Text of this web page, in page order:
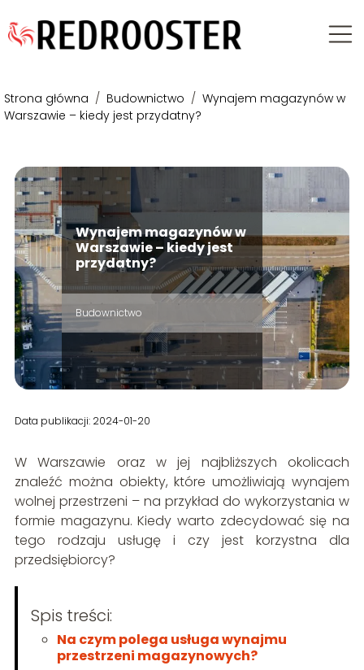
Strona główna / Budownictwo / Wynajem magazynów w
Warszawie – kiedy jest przydatny?
Wynajem magazynów w
Warszawie – kiedy jest
przydatny?
Budownictwo
Data publikacji: 2024-01-20
W Warszawie oraz w jej najbliższych okolicach
znaleźć można obiekty, które umożliwiają wynajem
wolnej przestrzeni – na przykład do wykorzystania w
formie magazynu. Kiedy warto zdecydować się na
tego rodzaju usługę i czy jest korzystna dla
przedsiębiorcy?
Spis treści:
Na czym polega usługa wynajmu
przestrzeni magazynowych?